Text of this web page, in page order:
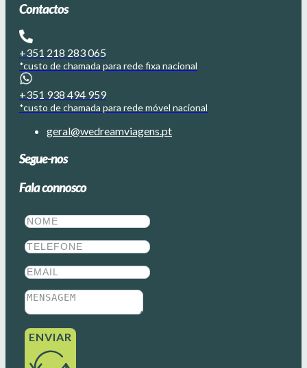
Contactos
+351 218 283 065
*custo de chamada para rede fixa nacional
+351 938 494 959
*custo de chamada para rede móvel nacional
geral@wedreamviagens.pt
Segue-nos
Fala connosco
ENVIAR